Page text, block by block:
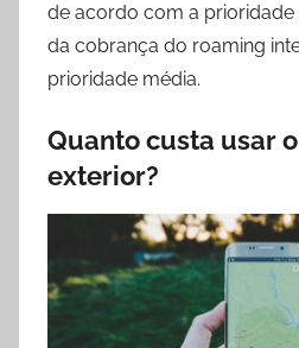
de acordo com a
da cobrança do roaming
prioridade média.
Quanto custa usar
exterior?